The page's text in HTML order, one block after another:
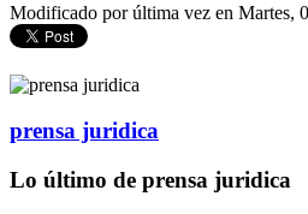
Modificado por última vez en Martes,
prensa juridica
Lo último de prensa juridica